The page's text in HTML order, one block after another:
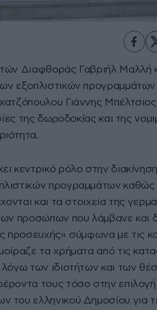
Διαφθοράς Γαβριήλ Μαλλή
εξοπλιστικών
Γιάννης
της δωροδοκίας και της
κεντρικό ρόλο στην
προγραμμάτων
και τα στοιχεία της
προσώπων που λάμβανε και
προσευχής» σύμφωνα με τις
τα χρήματα από τις
των ιδιοτήτων και των
τους τόσο στην
ελληνικού Δημοσίου για